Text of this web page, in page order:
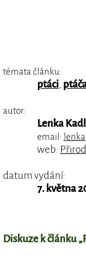
témata článku:
ptáci,
autor:
Lenka
email:
web:
datum vydání:
7. května
Diskuze k článku